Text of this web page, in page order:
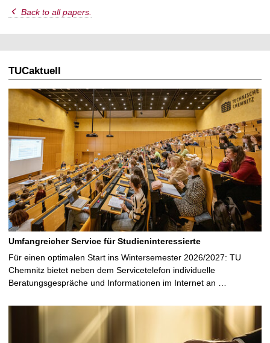
Back to all papers.
TUCaktuell
Umfangreicher Service für Studieninteressierte
Für einen optimalen Start ins Wintersemester 2026/2027: TU
Chemnitz bietet neben dem Servicetelefon individuelle
Beratungsgespräche und Informationen im Internet an …